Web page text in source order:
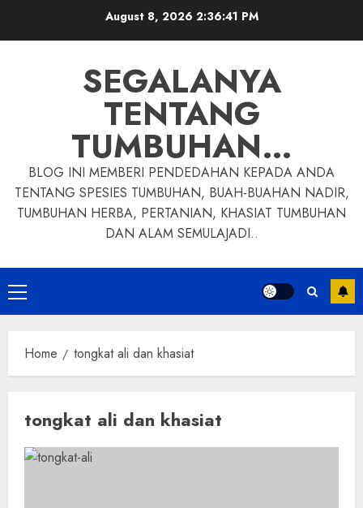
August 8, 2026 2:36:42 PM
SEGALANYA
TENTANG
TUMBUHAN…
BLOG INI MEMBERI PENDEDAHAN KEPADA ANDA
TENTANG SPESIES TUMBUHAN, BUAH-BUAHAN NADIR,
TUMBUHAN HERBA, PERTANIAN, KHASIAT TUMBUHAN
DAN ALAM SEMULAJADI..
Primary
Menu
Home tongkat ali dan khasiat
tongkat ali dan khasiat